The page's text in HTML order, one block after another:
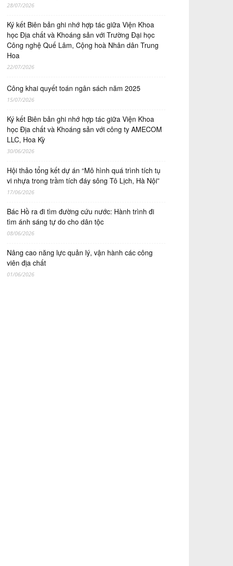
28/07/2026
Ký kết Biên bản ghi nhớ hợp tác giữa Viện Khoa
học Địa chất và Khoáng sản với Trường Đại học
Công nghệ Quế Lâm, Cộng hoà Nhân dân Trung
Hoa
22/07/2026
Công khai quyết toán ngân sách năm 2025
15/07/2026
Ký kết Biên bản ghi nhớ hợp tác giữa Viện Khoa
học Địa chất và Khoáng sản với công ty AMECOM
LLC, Hoa Kỳ
30/06/2026
Hội thảo tổng kết dự án “Mô hình quá trình tích tụ
vi nhựa trong trầm tích đáy sông Tô Lịch, Hà Nội”
17/06/2026
Bác Hồ ra đi tìm đường cứu nước: Hành trình đi
tìm ánh sáng tự do cho dân tộc
08/06/2026
Nâng cao năng lực quản lý, vận hành các công
viên địa chất
01/06/2026